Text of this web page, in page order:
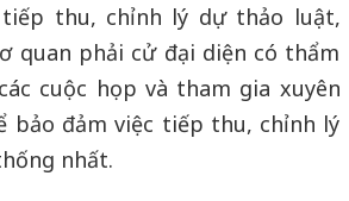
thu, chỉnh lý dự thảo luật,
quan phải cử đại diện có thẩm
cuộc họp và tham gia xuyên
bảo đảm việc tiếp thu, chỉnh lý
nhất.